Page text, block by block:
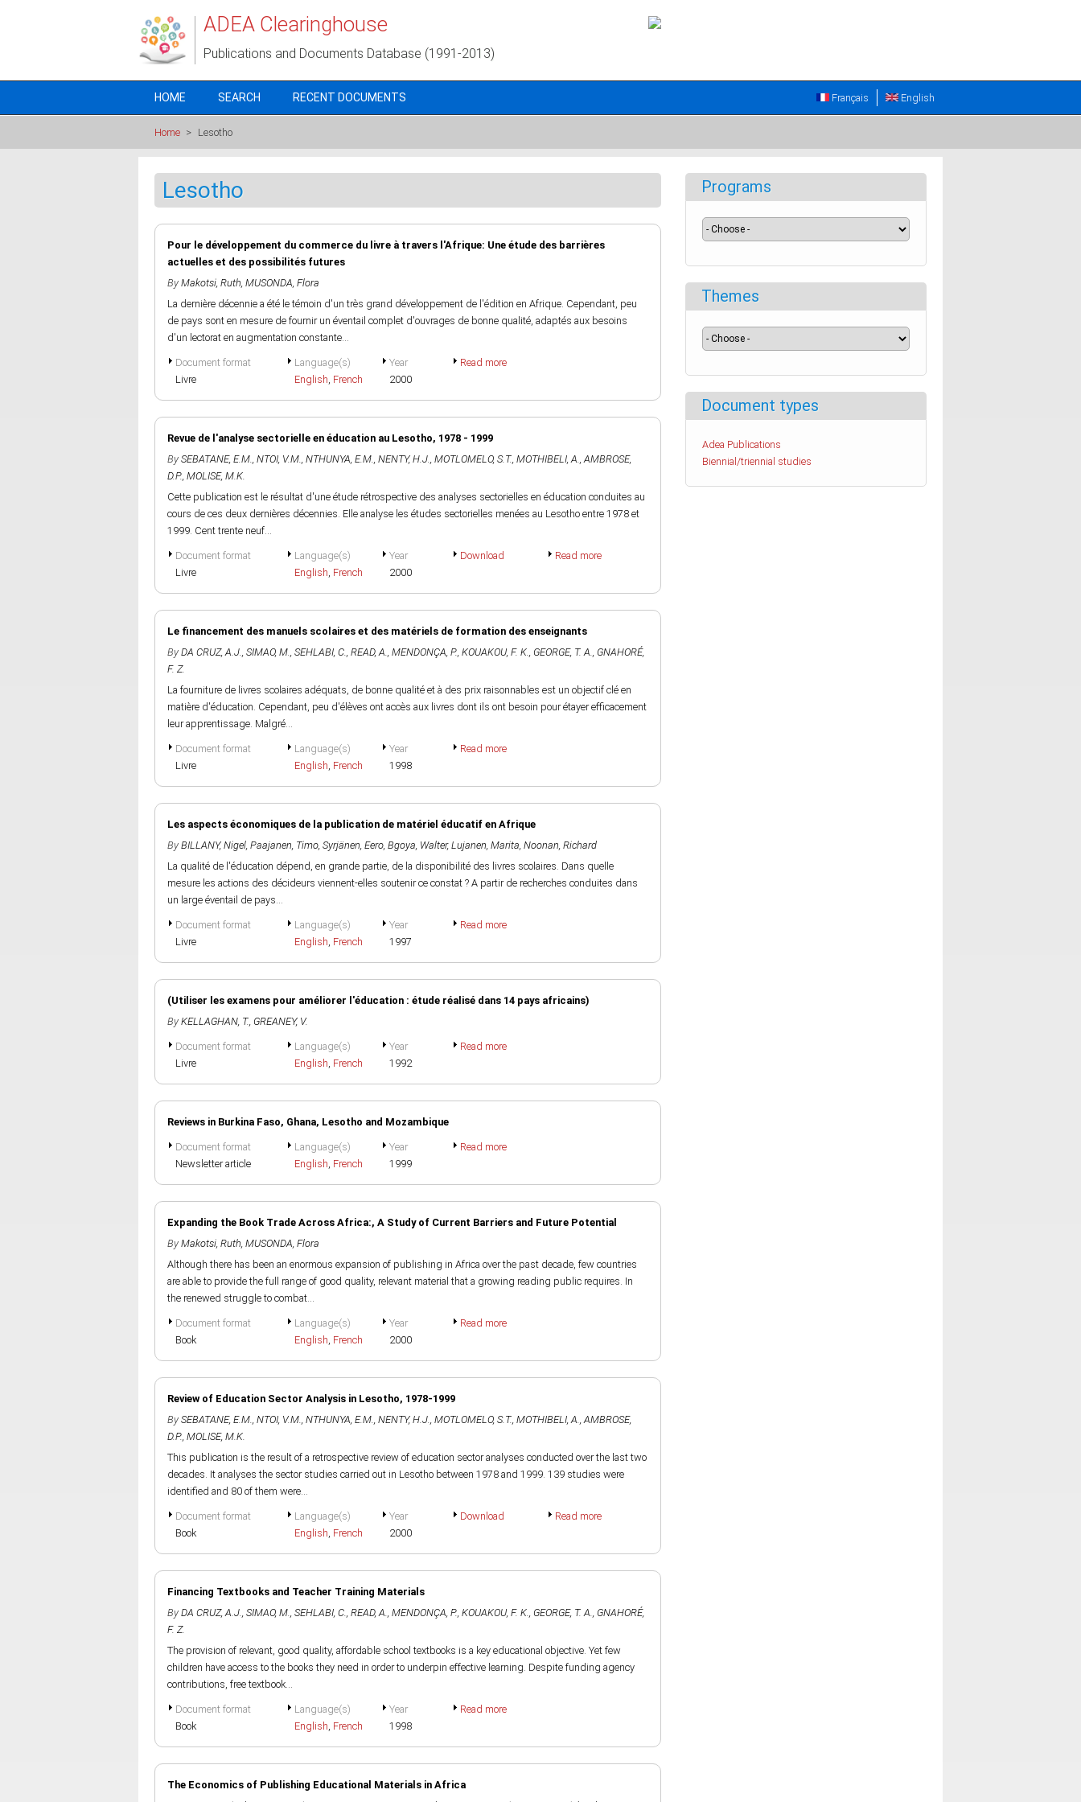
ADEA Clearinghouse
Publications and Documents Database (1991-2013)
HOME SEARCH RECENT DOCUMENTS English
Français
Home > Lesotho
Lesotho
Pour le développement du commerce du livre à travers l'Afrique: Une étude des barrières
actuelles et des possibilités futures
By Makotsi, Ruth, MUSONDA, Flora
La dernière décennie a été le témoin d'un très grand développement de l'édition en Afrique. Cependant, peu
de pays sont en mesure de fournir un éventail complet d'ouvrages de bonne qualité, adaptés aux besoins
d'un lectorat en augmentation constante...
Document format
Livre
Language(s)
English, French
Year
2000
Read more
Revue de l'analyse sectorielle en éducation au Lesotho, 1978 - 1999
By SEBATANE, E.M., NTOI, V.M., NTHUNYA, E.M., NENTY, H.J., MOTLOMELO, S.T., MOTHIBELI, A.,AMBROSE,
D.P., MOLISE, M.K.
Cette publication est le résultat d'une étude rétrospective des analyses sectorielles en éducation conduites au
cours de ces deux dernières décennies. Elle analyse les études sectorielles menées au Lesotho entre 1978 et
1999. Cent trente neuf...
Document format
Livre
Language(s)
English, French
Year
2000
Download Read more
Le financement des manuels scolaires et des matériels de formation des enseignants
By DA CRUZ, A.J., SIMAO, M., SEHLABI, C., READ, A., MENDONÇA, P., KOUAKOU, F. K., GEORGE, T. A., GNAHORÉ,
F. Z.
La fourniture de livres scolaires adéquats, de bonne qualité et à des prix raisonnables est un objectif clé en
matière d'éducation. Cependant, peu d'élèves ont accès aux livres dont ils ont besoin pour étayer efficacement
leur apprentissage. Malgré...
Document format
Livre
Language(s)
English, French
Year
1998
Read more
Les aspects économiques de la publication de matériel éducatif en Afrique
By BILLANY, Nigel, Paajanen, Timo, Syrjänen, Eero, Bgoya, Walter, Lujanen, Marita, Noonan, Richard
La qualité de l'éducation dépend, en grande partie, de la disponibilité des livres scolaires. Dans quelle
mesure les actions des décideurs viennent-elles soutenir ce constat ? A partir de recherches conduites dans
un large éventail de pays...
Document format
Livre
Language(s)
English, French
Year
1997
Read more
(Utiliser les examens pour améliorer l'éducation : étude réalisé dans 14 pays africains)
By KELLAGHAN, T., GREANEY, V.
Document format
Livre
Language(s)
English, French
Year
1992
Read more
Reviews in Burkina Faso, Ghana, Lesotho and Mozambique
Document format
Newsletter article
Language(s)
English, French
Year
1999
Read more
Expanding the Book Trade Across Africa:, A Study of Current Barriers and Future Potential
By Makotsi, Ruth, MUSONDA, Flora
Although there has been an enormous expansion of publishing in Africa over the past decade, few countries
are able to provide the full range of good quality, relevant material that a growing reading public requires. In
the renewed struggle to combat...
Document format
Book
Language(s)
English, French
Year
2000
Read more
Review of Education Sector Analysis in Lesotho, 1978-1999
By SEBATANE, E.M., NTOI, V.M., NTHUNYA, E.M., NENTY, H.J., MOTLOMELO, S.T., MOTHIBELI, A.,AMBROSE,
D.P., MOLISE, M.K.
This publication is the result of a retrospective review of education sector analyses conducted over the last two
decades. It analyses the sector studies carried out in Lesotho between 1978 and 1999. 139 studies were
identified and 80 of them were...
Document format
Book
Language(s)
English, French
Year
2000
Download Read more
Financing Textbooks and Teacher Training Materials
By DA CRUZ, A.J., SIMAO, M., SEHLABI, C., READ, A., MENDONÇA, P., KOUAKOU, F. K., GEORGE, T. A., GNAHORÉ,
F. Z.
The provision of relevant, good quality, affordable school textbooks is a key educational objective. Yet few
children have access to the books they need in order to underpin effective learning. Despite funding agency
contributions, free textbook...
Document format
Book
Language(s)
English, French
Year
1998
Read more
The Economics of Publishing Educational Materials in Africa
Programs
Themes
Document types
Adea Publications
Biennial/triennial studies